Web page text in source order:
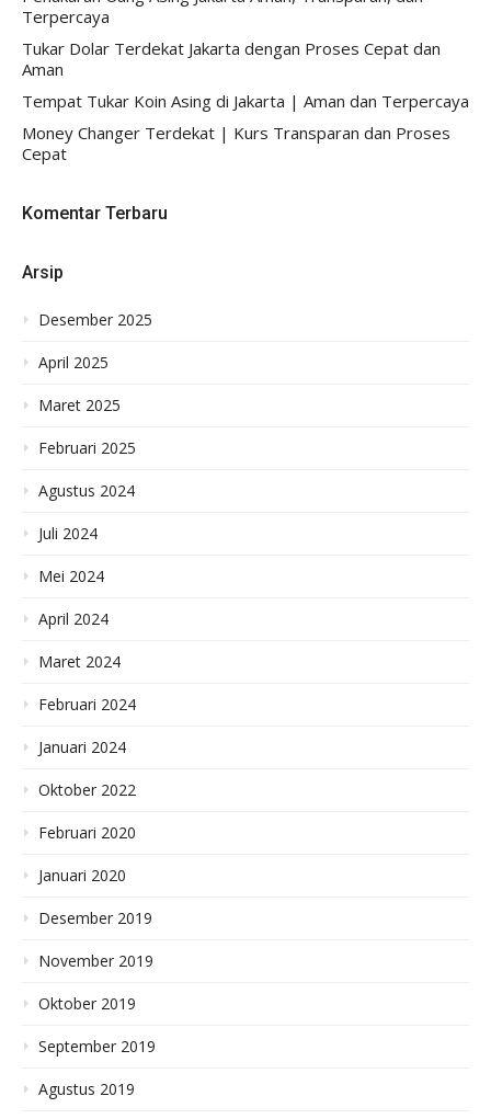
Terpercaya
Tukar Dolar Terdekat Jakarta dengan Proses Cepat dan
Aman
Tempat Tukar Koin Asing di Jakarta | Aman dan Terpercaya
Money Changer Terdekat | Kurs Transparan dan Proses
Cepat
Komentar Terbaru
Arsip
Desember 2025
April 2025
Maret 2025
Februari 2025
Agustus 2024
Juli 2024
Mei 2024
April 2024
Maret 2024
Februari 2024
Januari 2024
Oktober 2022
Februari 2020
Januari 2020
Desember 2019
November 2019
Oktober 2019
September 2019
Agustus 2019